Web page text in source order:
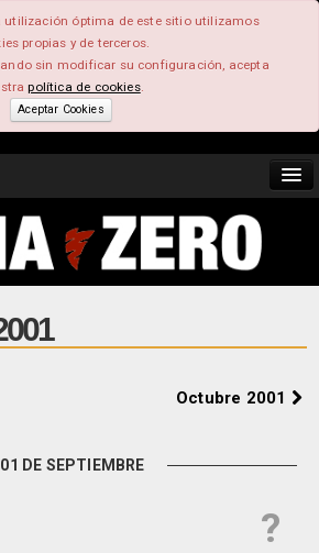
utilización óptima de este sitio utilizamos
propias y de terceros.
sin modificar su configuración, acepta
política de cookies.
Aceptar Cookies
Octubre 2001
01 DE SEPTIEMBRE
?